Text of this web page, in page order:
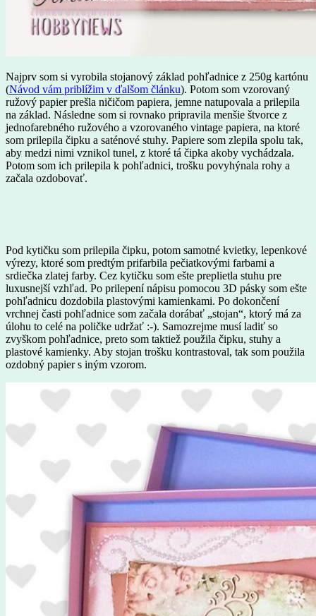
Najprv som si vyrobila stojanový základ pohľadnice z 250g kartónu
(Návod vám priblížim v ďalšom článku). Potom som vzorovaný
ružový papier prešla ničičom papiera, jemne natupovala a prilepila
na základ. Následne som si rovnako pripravila menšie štvorce z
jednofarebného ružového a vzorovaného vintage papiera, na ktoré
som prilepila čipku a saténové stuhy. Papiere som zlepila spolu tak,
aby medzi nimi vznikol tunel, z ktoré tá čipka akoby vychádzala.
Potom som ich prilepila k pohľadnici, trošku povyhýnala rohy a
začala ozdobovať.
Pod kytičku som prilepila čipku, potom samotné kvietky, lepenkové
výrezy, ktoré som predtým prifarbila pečiatkovými farbami a
srdiečka zlatej farby. Cez kytičku som ešte preplietla stuhu pre
luxusnejší vzhľad. Po prilepení nápisu pomocou 3D pásky som ešte
pohľadnicu dozdobila plastovými kamienkami. Po dokončení
vrchnej časti pohľadnice som začala dorábať „stojan“, ktorý má za
úlohu to celé na poličke udržať :-). Samozrejme musí ladiť so
zvyškom pohľadnice, preto som taktiež použila čipku, stuhy a
plastové kamienky. Aby stojan trošku kontrastoval, tak som použila
ozdobný papier s iným vzorom.